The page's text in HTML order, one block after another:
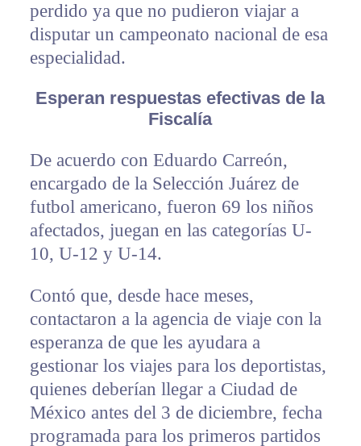
perdido ya que no pudieron viajar a
disputar un campeonato nacional de esa
especialidad.
Esperan respuestas efectivas de la
Fiscalía
De acuerdo con Eduardo Carreón,
encargado de la Selección Juárez de
futbol americano, fueron 69 los niños
afectados, juegan en las categorías U-
10, U-12 y U-14.
Contó que, desde hace meses,
contactaron a la agencia de viaje con la
esperanza de que les ayudara a
gestionar los viajes para los deportistas,
quienes deberían llegar a Ciudad de
México antes del 3 de diciembre, fecha
programada para los primeros partidos